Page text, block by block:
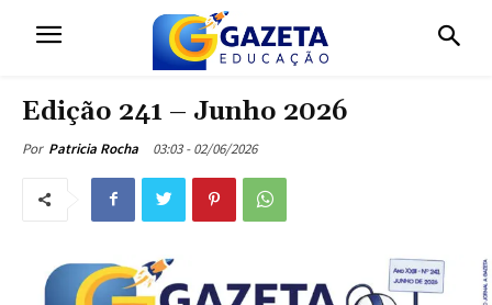
Edição 241 – Junho 2026
Por Patricia Rocha 03:03 - 02/06/2026